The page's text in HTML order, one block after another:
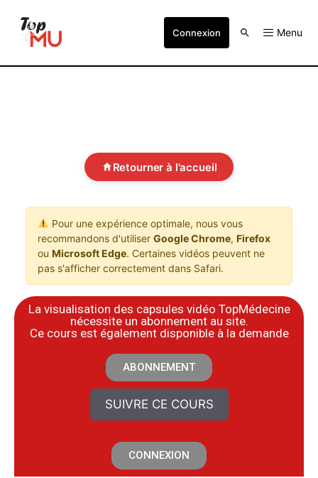
Connexion Menu
Retourner à l'accueil
Pour une expérience optimale, nous vous
recommandons d'utiliser Google Chrome, Firefox
ou Microsoft Edge. Certaines vidéos peuvent ne
pas s'afficher correctement dans Safari.
La visualisation des capsules vidéo TopMédecine
nécessite un abonnement au site.
​Ce cours est également disponible à la demande
ABONNEMENT
SUIVRE CE COURS
CONNEXION